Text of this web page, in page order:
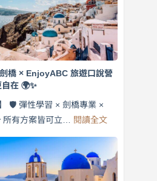
橋 × EnjoyABC 旅遊口說營
自在 🌍✨
🛡️ 彈性學習 × 劍橋專業 ×
所有方案皆可立… 閱讀全文:
天
說